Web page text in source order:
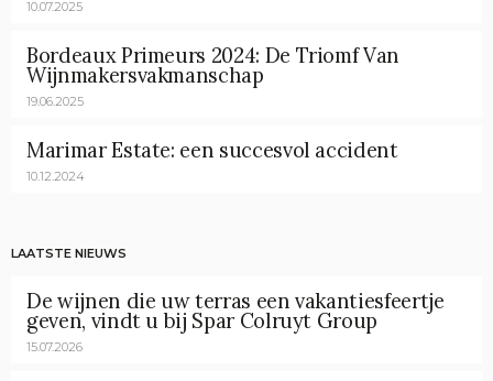
10.07.2025
Bordeaux Primeurs 2024: De Triomf Van
Wijnmakersvakmanschap
19.06.2025
Marimar Estate: een succesvol accident
10.12.2024
LAATSTE NIEUWS
De wijnen die uw terras een vakantiesfeertje
geven, vindt u bij Spar Colruyt Group
15.07.2026